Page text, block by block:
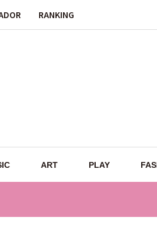
RANKING
ART PLAY